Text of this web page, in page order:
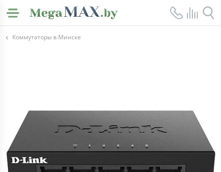
Коммутаторы в Минске